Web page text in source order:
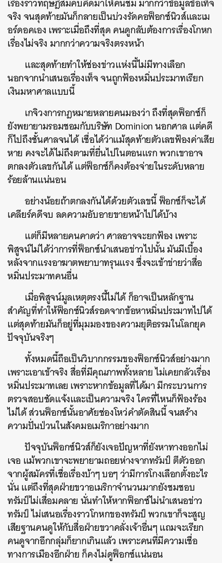
จริง จนสุดท้ายมันก็กลายเป็นบ่วงรัดคอฟ็อกซ์นิวส์และเม
อร์ดอคเอง เพราะเมื่อถึงที่สุด คนดูกลับต้องการเรื่องโกหก
เรื่องไม่จริง มากกว่าความจริงตรงหน้า
และสุดท้ายทำให้ช่องข่าวแห่งนี้ไม่มีทางเลือก
นอกจากนำเสนอเรื่องเท็จ จนถูกฟ้องหมิ่นประมาทเรียก
เงินมหาศาลแบบนี้
เกจิวงการกฎหมายหลายคนมองว่า ถึงที่สุดฟ็อกซ์ก็
ยังพยายามรอมชอมกับบริษัท Dominion นอกศาล แต่คดี
ก็ไปถึงชั้นศาลจนได้ เชื่อได้ว่าแม้สุดท้ายตัวเลขฟ้องค่าเสีย
หาย คงจะได้ไม่ถึงตามที่ยื่นไปในตอนแรก พวกเขาอาจ
ตกลงตัวเลขกันได้ แต่ฟ็อกซ์ก็คงต้องจ่ายในระดับหลาย
ร้อยล้านแน่นอน
อย่างน้อยถ้าตกลงกันได้ด้วยตัวเลขนี้ ฟ็อกซ์ก็จะได้
เคลียร์คดีจบ ลดความอับอายขายหน้าไปได้บ้าง
แต่ก็มีหลายคนคาดว่า ศาลอาจจะยกฟ้อง เพราะ
พิสูจน์ไม่ได้ว่าการที่ฟ็อกซ์นำเสนอข่าวไปนั้น มันมีเบื้อง
หลังจากแรงอาฆาตพยาบาทรุนแรง ซึ่งจะเข้าข่ายว่าสื่อ
หมิ่นประมาทคนอื่น
เมื่อพิสูจน์มูลเหตุตรงนี้ไม่ได้ ก็อาจเป็นหลักฐาน
สำคัญที่ทำให้ฟ็อกซ์นิวส์รอดจากข้อหาหมิ่นประมาทไปได้
แต่สุดท้ายมันก็อยู่ที่มุมมองของความยุติธรรมในโลกยุค
ปัจจุบันจริงๆ
ทั้งหมดนี้ถือเป็นวิบากกรรมของฟ็อกซ์นิวส์อย่างมาก
เพราะเอาเข้าจริง สื่อที่มีคุณภาพทั้งหลาย ไม่เคยกลัวเรื่อง
หมิ่นประมาทเลย เพราะหากข้อมูลที่ได้มา มีกระบวนการ
ตรวจสอบชัดแจ้งและเป็นความจริง ใครที่ไหนก็ฟ้องร้อง
ไม่ได้ ส่วนฟ็อกซ์นั้นอาศัยช่องโหว่คำตัดสินนี้ จนสร้าง
ความปั่นป่วนในสังคมอเมริกาอย่างมาก
ปัจจุบันฟ็อกซ์นิวส์ก็ยังเจอปัญหาที่ยังหาทางออกไม่
เจอ แม้พวกเขาจะพยายามถอยห่างจากทรัมป์ ตีตัวออก
จากผู้สมัครที่เชื่อเรื่องบ้าๆ บอๆ ว่ามีการโกงเลือกตั้งอะไร
นั่น แต่ถึงที่สุดฝ่ายขวาอเมริกาจำนวนมากยังชมชอบ
ทรัมป์ไม่เสื่อมคลาย นั่นทำให้หากฟ็อกซ์ไม่นำเสนอข่าว
ทรัมป์ ไม่เสนอเรื่องราวโกหกของทรัมป์ พวกเขาก็จะสูญ
เสียฐานคนดูให้กับสื่อฝ่ายขวาคลั่งเจ้าอื่นๆ แถมจะเรียก
คนดูจากอีกกลุ่มก็ยากเกินแล้ว เพราะคนที่มีความเชื่อ
ทางการเมืองอีกฝ่าย ก็คงไม่ดูฟ็อกซ์แน่นอน